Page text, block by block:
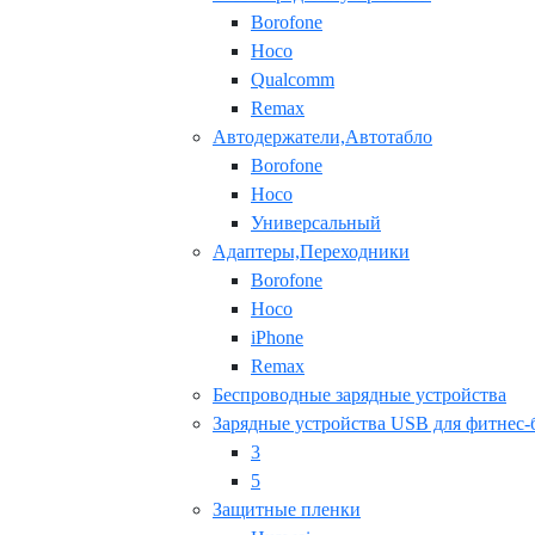
Borofone
Hoco
Qualcomm
Remax
Автодержатели,Автотабло
Borofone
Hoco
Универсальный
Адаптеры,Переходники
Borofone
Hoco
iPhone
Remax
Беспроводные зарядные устройства
Зарядные устройства USB для фитнес-
3
5
Защитные пленки